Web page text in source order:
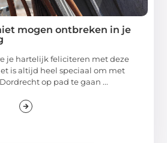
mogen ontbreken in je
je hartelijk feliciteren met deze
is altijd heel speciaal om met
op pad te gaan ...